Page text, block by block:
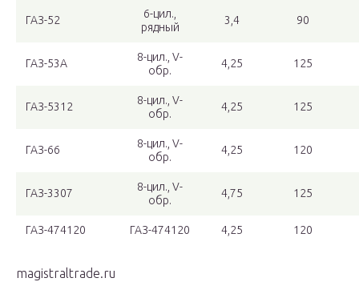
ГАЗ-52
6-цил.,
рядный
3,4 90
ГАЗ-53А
8-цил., V-
обр.
4,25 125
ГАЗ-5312
8-цил., V-
обр.
4,25 125
ГАЗ-66
8-цил., V-
обр.
4,25 120
ГАЗ-3307
8-цил., V-
обр.
4,75 125
ГАЗ-474120 ГАЗ-474120 4,25 120
magistraltrade.ru